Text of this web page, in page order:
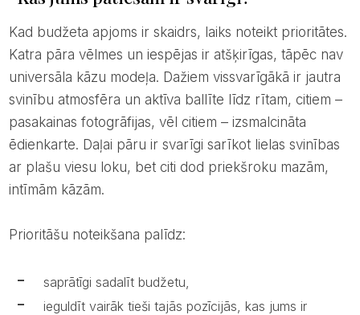
Kad budžeta apjoms ir skaidrs, laiks noteikt prioritātes.
Katra pāra vēlmes un iespējas ir atšķirīgas, tāpēc nav
universāla kāzu modeļa. Dažiem vissvarīgākā ir jautra
svinību atmosfēra un aktīva ballīte līdz rītam, citiem –
pasakainas fotogrāfijas, vēl citiem – izsmalcināta
ēdienkarte. Daļai pāru ir svarīgi sarīkot lielas svinības
ar plašu viesu loku, bet citi dod priekšroku mazām,
intīmām kāzām.
Prioritāšu noteikšana palīdz:
saprātīgi sadalīt budžetu,
ieguldīt vairāk tieši tajās pozīcijās, kas jums ir